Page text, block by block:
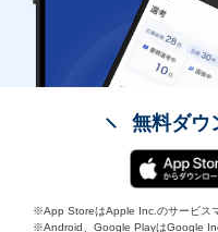
無料ダウ
※App StoreはApple Inc.のサービス
※Android、Google PlayはGoogle